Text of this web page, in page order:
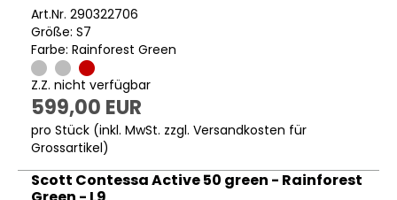
Art.Nr. 290322706
Größe: S7
Farbe: Rainforest Green
Z.Z. nicht verfügbar
599,00 EUR
pro Stück (inkl. MwSt. zzgl. Versandkosten für
Grossartikel)
Scott Contessa Active 50 green - Rainforest